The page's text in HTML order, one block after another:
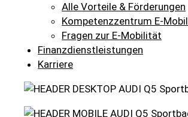
Alle Vorteile & Förderungen
Kompetenzzentrum E-
Fragen zur E-Mobilität
Finanzdienstleistungen
Karriere